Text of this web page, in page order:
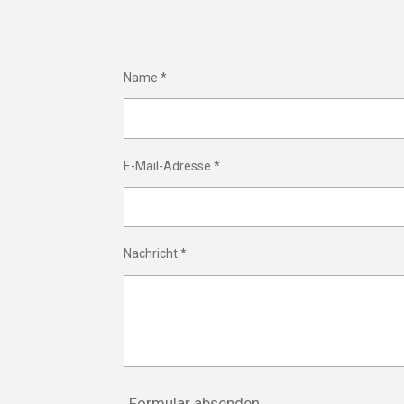
Name *
E-Mail-Adresse *
Nachricht *